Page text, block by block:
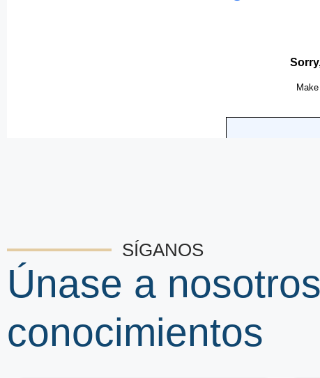
SÍGANOS
Únase a
conocimientos